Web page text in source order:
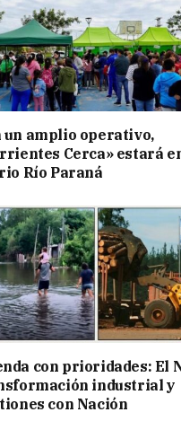
un amplio operativo,
Cerca» estará
Río Paraná
con prioridades: El
industrial y
con Nación